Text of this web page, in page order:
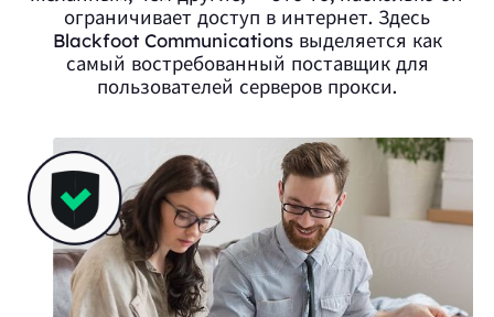
ограничивает доступ в интернет. Здесь
Blackfoot Communications выделяется как
самый востребованный поставщик для
пользователей серверов прокси.